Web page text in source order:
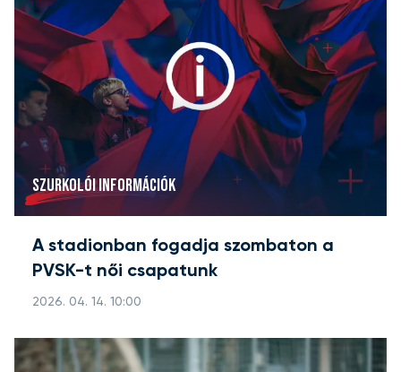
SZURKOLÓI INFORMÁCIÓK
A stadionban fogadja szombaton a
PVSK-t női csapatunk
2026. 04. 14. 10:00